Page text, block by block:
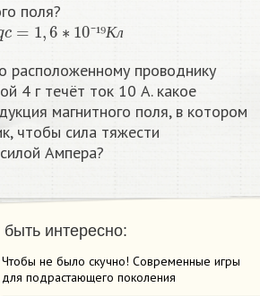
поля?
Кл
=1 ,6∗10 ¹⁹К л
расположенному проводнику
4 г течёт ток 10 А. какое
магнитного поля, в котором
чтобы сила тяжести
Ампера?
интересно:
Чтобы не было скучно! Современные игры
для подрастающего поколения